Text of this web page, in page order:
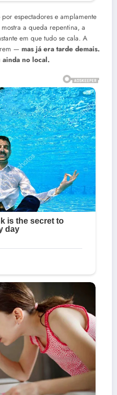
espectadores e amplamente
a queda repentina, a
em que tudo se cala. A
— mas já era tarde demais.
no local.